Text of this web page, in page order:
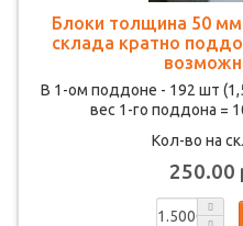
Блоки толщина 50 мм
склада кратно
В 1-ом поддоне - 192 шт
вес 1-го поддона =
Кол-во на
250.00